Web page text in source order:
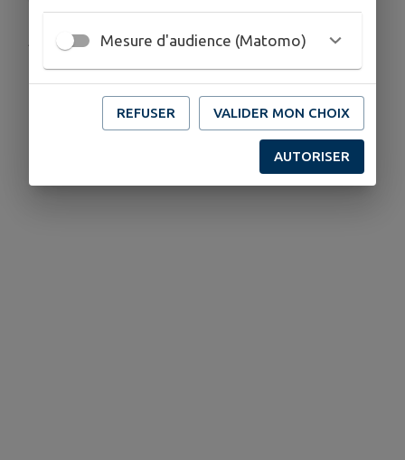
Publié par CCSLAMesure d'audience (Matomo)
REFUSER VALIDER MON CHOIX
AUTORISER